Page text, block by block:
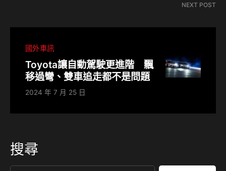
NEXT POST
國外車訊
Toyota讓自動駕駛更進階 飄
移過彎、雙車追走都不是問題
2024 年 7 月 25 日
搜尋